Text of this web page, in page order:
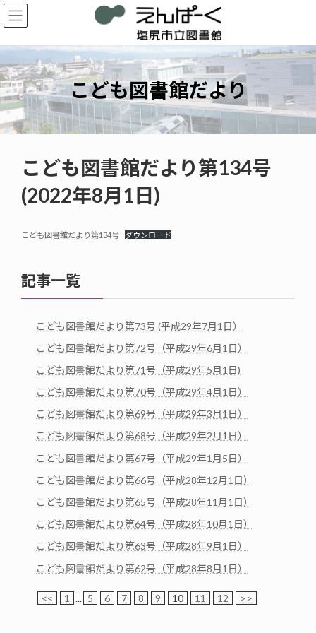
コ
ン
ン
ツ
へ
ス
キ
ッ
プ
ナ
ビ
ー
シ
ョ
ン
に
移
動
こども図書館だより
こども図書館だより第134号
(2022年8月1日)
こども図書館だより第134号 ダウンロード
記事一覧
こども図書館だより第73号 (平成29年7月1日）
こども図書館だより第72号（平成29年6月1日）
こども図書館だより第71号（平成29年5月1日)
こども図書館だより第70号（平成29年4月1日）
こども図書館だより第69号（平成29年3月1日）
こども図書館だより第68号（平成29年2月1日）
こども図書館だより第67号（平成29年1月5日）
こども図書館だより第66号（平成28年12月1日）
こども図書館だより第65号（平成28年11月1日）
こども図書館だより第64号（平成28年10月1日）
こども図書館だより第63号（平成28年9月1日）
こども図書館だより第62号（平成28年8月1日）
<< 1 ... 5 6 7 8 9 10 11 12 >>